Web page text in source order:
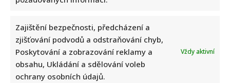
Zajištění bezpečnosti, předcházení a
zjišťování podvodů a odstraňování chyb,
Poskytování a zobrazování reklamy a
obsahu, Ukládání a sdělování voleb
ochrany osobních údajů.
Vždy aktivní